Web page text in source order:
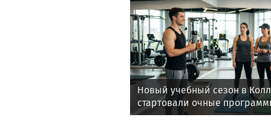
Новый учебный сезон в
стартовали очные
фитнес-тренеров и